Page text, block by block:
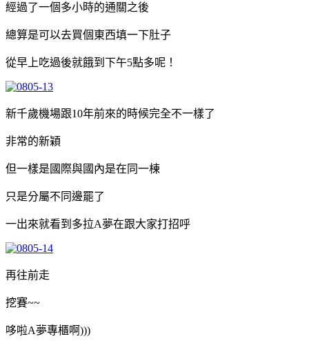
經過了一個多小時的通關之後
總算是可以去買個東西填一下肚子
從早上吃過後就餓到下午5點多呢！
新千歲機場跟10年前來的時候完全不一樣了
非常的新穎
但一樣是國際與國內是在同一棟
只是分屬不同邊罷了
一出來就看到多拉A夢在跟大家打招呼
再往前走
挖賽~~
哆啦A夢專櫃啊)))